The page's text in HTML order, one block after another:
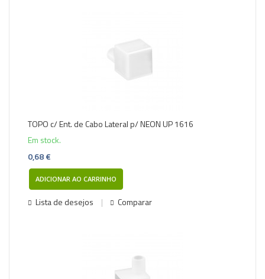
TOPO c/ Ent. de Cabo Lateral p/ NEON UP 1616
Em stock.
0,68 €
ADICIONAR AO CARRINHO
Lista de desejos Comparar